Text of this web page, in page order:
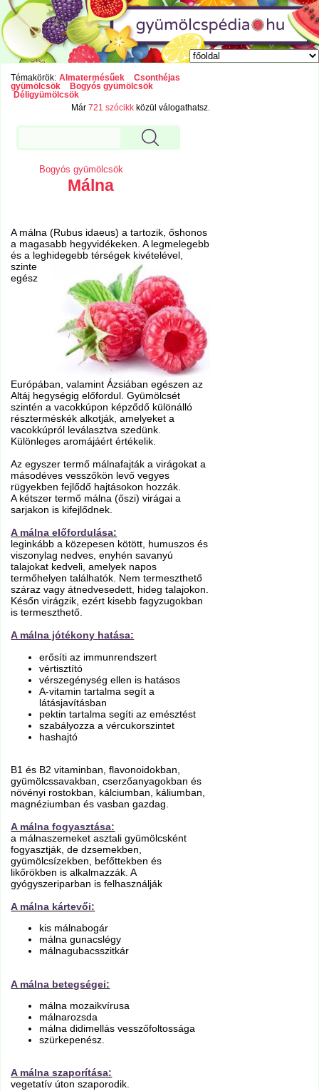
Témakörök: Almatermésűek
Csonthéjas
gyümölcsök
Bogyós gyümölcsök
Déligyümölcsök
Már721 szócikk közül válogathatsz.
Bogyós gyümölcsök
Málna
A málna (Rubus idaeus) a tartozik, őshonos
a magasabb hegyvidékeken. A legmelegebb
és a leghidegebbtérségek kivételével,
szinte
egész
Európában, valamint Ázsiában egészen az
Altáj hegységig előfordul. Gyümölcsét
szintén a vacokkúpon képződő különálló
részterméskék alkotják, amelyeket a
vacokkúpról leválasztva szedünk.
Különleges aromájáért értékelik.
Az egyszer termő málnafajták a virágokat a
másodéves vesszőkön levő vegyes
rügyekben fejlődő hajtásokon hozzák.
A kétszer termő málna (őszi) virágai a
sarjakon is kifejlődnek.
A málna előfordulása:
leginkább a közepesen kötött, humuszos és
viszonylag nedves, enyhén savanyú
talajokat kedveli, amelyek napos
termőhelyen találhatók. Nem termeszthető
száraz vagy átnedvesedett, hideg talajokon.
Későn virágzik, ezért kisebb fagyzugokban
is termeszthető.
A málna jótékony hatása:
erősíti az immunrendszert
vértisztító
vérszegénység ellen is hatásos
A-vitamin tartalma segít a
látásjavításban
pektin tartalma segíti az emésztést
szabályozza a vércukorszintet
hashajtó
B1 és B2 vitaminban, flavonoidokban,
gyümölcssavakban, cserzőanyagokban és
növényi rostokban, kálciumban, káliumban,
magnéziumban és vasban gazdag.
A málna fogyasztása:
a málnaszemeket asztali gyümölcsként
fogyasztják, de dzsemekben,
gyümölcsízekben, befőttekben és
likőrökben is alkalmazzák. A
gyógyszeriparban is felhasználják
A málna kártevői:
kis málnabogár
málna gunacslégy
málnagubacsszitkár
A málna betegségei:
málna mozaikvírusa
málnarozsda
málna didimellás vesszőfoltossága
szürkepenész.
A málna szaporítása:
vegetatív úton szaporodik.